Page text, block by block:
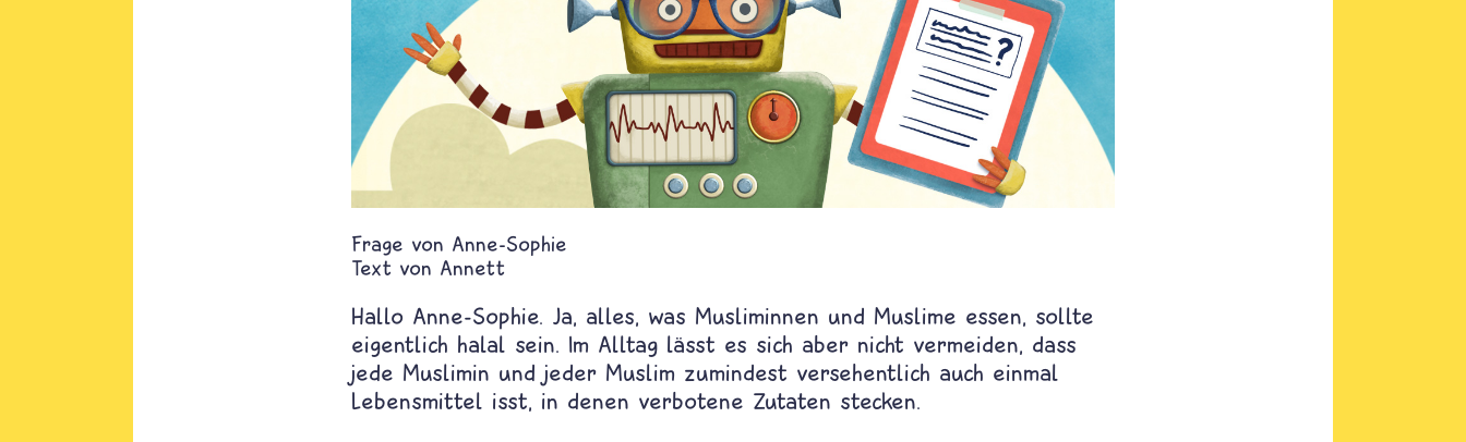
Anne-Sophie
Text von Annett
Hallo Anne-Sophie. Ja, alles, was Musliminnen und Muslime essen, sollte
eigentlich halal sein. Im Alltag lässt es sich aber nicht vermeiden, dass
jede Muslimin und jeder Muslim zumindest versehentlich auch einmal
Lebensmittel isst, in denen verbotene Zutaten stecken.